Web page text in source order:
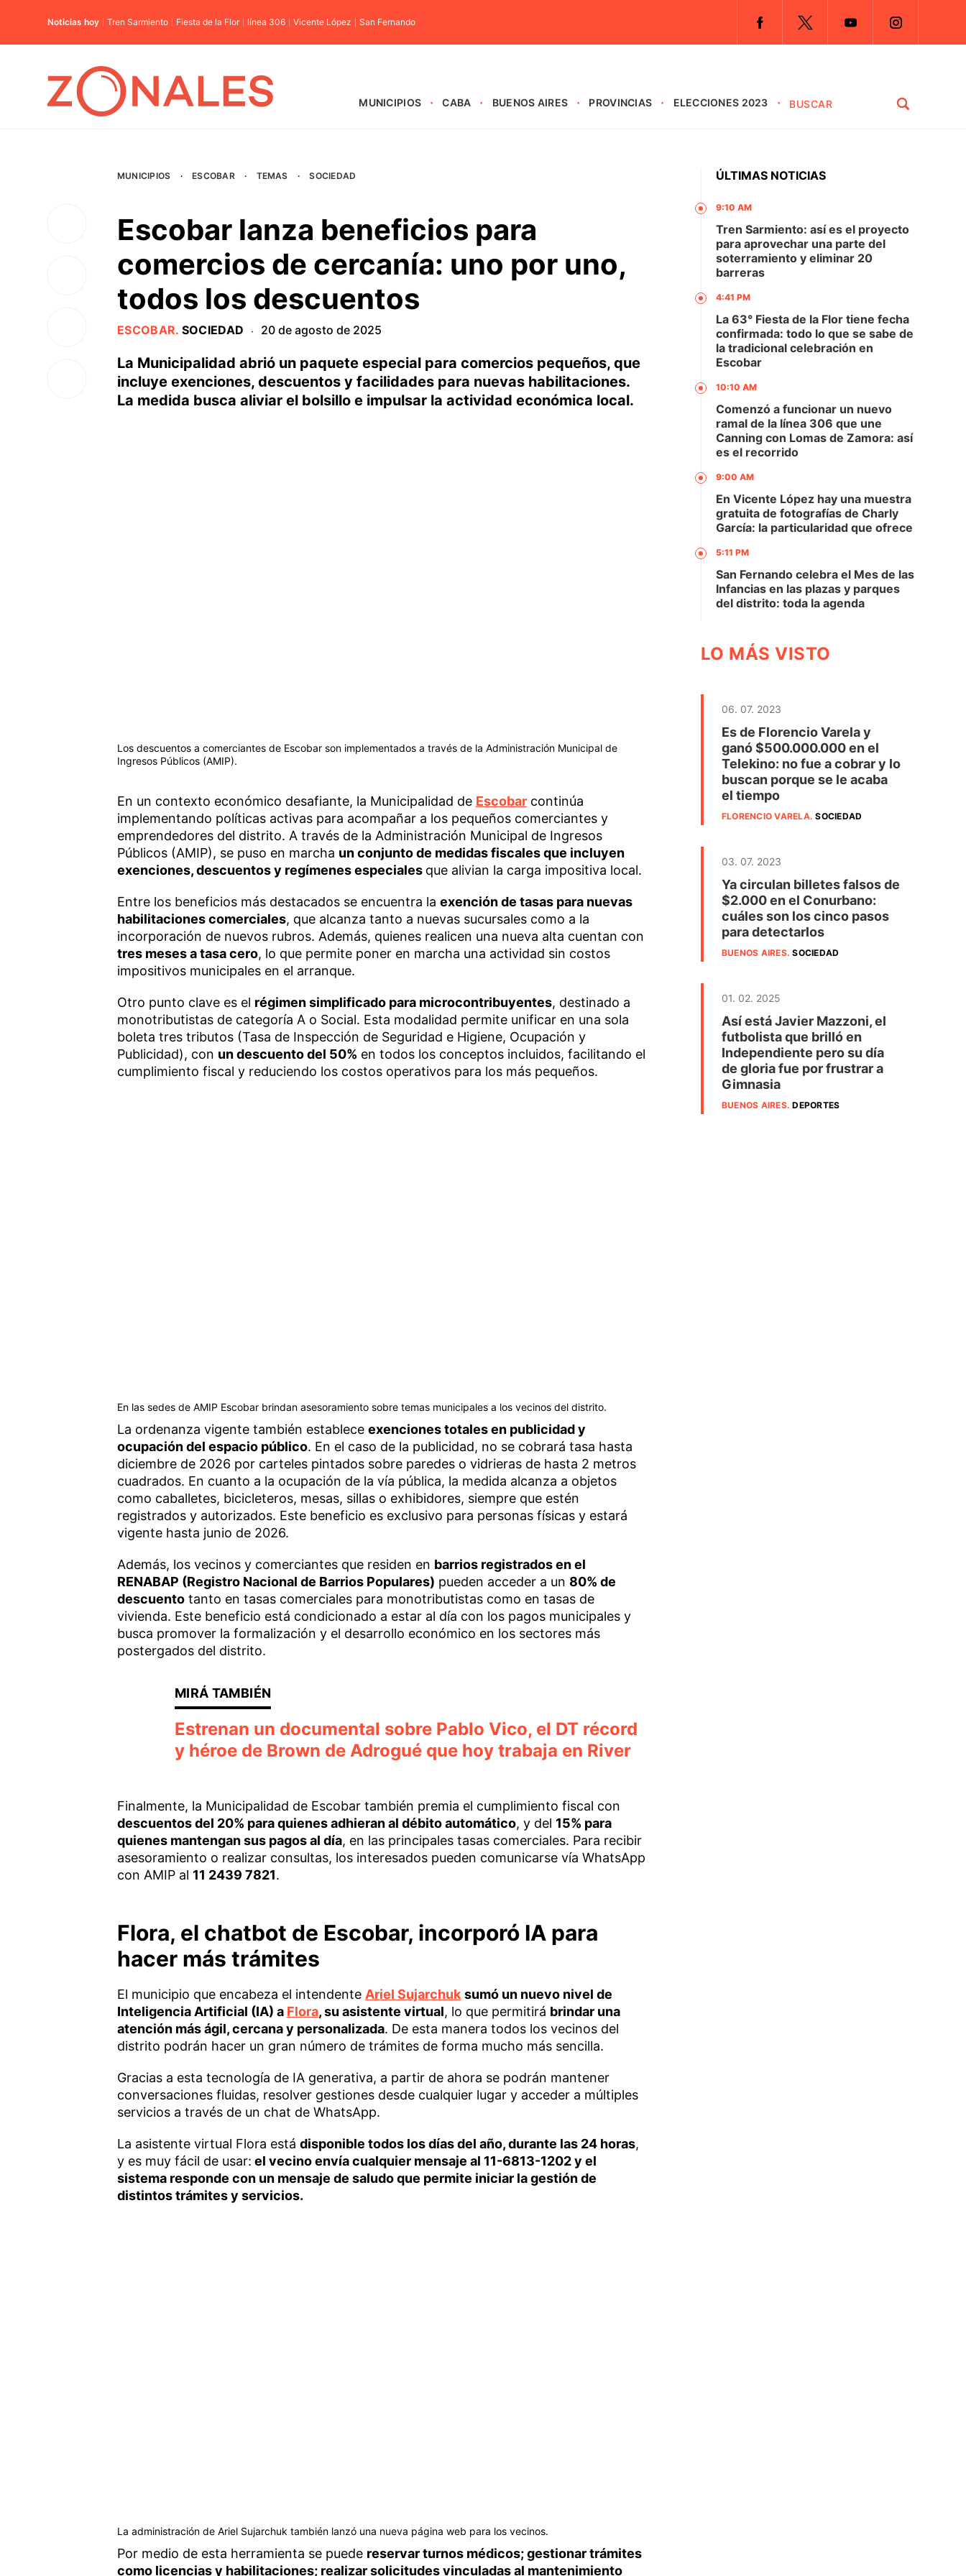
Noticias hoy Tren Sarmiento Fiesta de la Flor línea 306 Vicente López San Fernando
MUNICIPIOS CABA BUENOS AIRES PROVINCIAS ELECCIONES 2023
MUNICIPIOS · ESCOBAR · TEMAS · SOCIEDAD
Escobar lanza beneficios para
comercios de cercanía: uno por uno,
todos los descuentos
ESCOBAR. SOCIEDAD · 20 de agosto de 2025
La Municipalidad abrió un paquete especial para comercios pequeños, que
incluye exenciones, descuentos y facilidades para nuevas habilitaciones.
La medida busca aliviar el bolsillo e impulsar la actividad económica local.
Los descuentos a comerciantes de Escobar son implementados a través de la Administración Municipal de
Ingresos Públicos (AMIP).
En un contexto económico desafiante, la Municipalidad de Escobarcontinúa
implementando políticas activas para acompañar a los pequeños comerciantes y
emprendedores del distrito. A través de la Administración Municipal de Ingresos
Públicos (AMIP), se puso en marcha un conjunto de medidas fiscales que incluyen
exenciones, descuentos y regímenes especiales que alivian la carga impositiva local.
Entre los beneficios más destacados se encuentra la exención de tasas para nuevas
habilitaciones comerciales, que alcanza tanto a nuevas sucursales como a la
incorporación de nuevos rubros. Además, quienes realicen una nueva alta cuentan con
tres meses a tasa cero, lo que permite poner en marcha una actividad sin costos
impositivos municipales en el arranque.
Otro punto clave es el régimen simplificado para microcontribuyentes, destinado a
monotributistas de categoría A o Social. Esta modalidad permite unificar en una sola
boleta tres tributos (Tasa de Inspección de Seguridad e Higiene, Ocupación y
Publicidad), con un descuento del 50% en todos los conceptos incluidos, facilitando el
cumplimiento fiscal y reduciendo los costos operativos para los más pequeños.
En las sedes de AMIP Escobar brindan asesoramiento sobre temas municipales a los vecinos del distrito.
La ordenanza vigente también establece exenciones totales en publicidad y
ocupación del espacio público. En el caso de la publicidad, no se cobrará tasa hasta
diciembre de 2026 por carteles pintados sobre paredes o vidrieras de hasta 2 metros
cuadrados. En cuanto a la ocupación de la vía pública, la medida alcanza a objetos
como caballetes, bicicleteros, mesas, sillas o exhibidores, siempre que estén
registrados y autorizados. Este beneficio es exclusivo para personas físicas y estará
vigente hasta junio de 2026.
Además, los vecinos y comerciantes que residen en barrios registrados en el
RENABAP (Registro Nacional de Barrios Populares) pueden acceder a un 80% de
descuentotanto en tasas comerciales para monotributistas como en tasas de
vivienda. Este beneficio está condicionado a estar al día con los pagos municipales y
busca promover la formalización y el desarrollo económico en los sectores más
postergados del distrito.
Estrenan un documental sobre Pablo Vico, el DT récord
y héroe de Brown de Adrogué que hoy trabaja en River
Finalmente, la Municipalidad de Escobar también premia el cumplimiento fiscal con
descuentos del 20% para quienes adhieran al débito automático, y del 15% para
quienes mantengan sus pagos al día, en las principales tasas comerciales. Para recibir
asesoramiento o realizar consultas, los interesados pueden comunicarse vía WhatsApp
con AMIP al 11 2439 7821.
Flora, el chatbot de Escobar, incorporó IA para
hacer más trámites
El municipio que encabeza el intendente Ariel Sujarchuk sumó un nuevo nivel de
Inteligencia Artificial (IA) a Flora, su asistente virtual, lo que permitirá brindar una
atención más ágil, cercana y personalizada. De esta manera todos los vecinos del
distrito podrán hacer un gran número de trámites de forma mucho más sencilla.
Gracias a esta tecnología de IA generativa, a partir de ahora se podrán mantener
conversaciones fluidas, resolver gestiones desde cualquier lugar y acceder a múltiples
servicios a través de un chat de WhatsApp.
La asistente virtual Flora está disponible todos los días del año, durante las 24 horas,
y es muy fácil de usar: el vecino envía cualquier mensaje al 11-6813-1202 y el
sistema responde con un mensaje de saludo que permite iniciar la gestión de
distintos trámites y servicios.
La administración de Ariel Sujarchuk también lanzó una nueva página web para los vecinos.
Por medio de esta herramienta se puede reservar turnos médicos; gestionar trámites
como licencias y habilitaciones; realizar solicitudes vinculadas al mantenimiento
ÚLTIMAS NOTICIAS
9:10 AM
Tren Sarmiento: así es el proyecto
para aprovechar una parte del
soterramiento y eliminar 20
barreras
4:41 PM
La 63° Fiesta de la Flor tiene fecha
confirmada: todo lo que se sabe de
la tradicional celebración en
Escobar
10:10 AM
Comenzó a funcionar un nuevo
ramal de la línea 306 que une
Canning con Lomas de Zamora: así
es el recorrido
9:00 AM
En Vicente López hay una muestra
gratuita de fotografías de Charly
García: la particularidad que ofrece
5:11 PM
San Fernando celebra el Mes de las
Infancias en las plazas y parques
del distrito: toda la agenda
LO MÁS VISTO
06. 07. 2023
Es de Florencio Varela y
ganó $500.000.000 en el
Telekino: no fue a cobrar y lo
buscan porque se le acaba
el tiempo
FLORENCIO VARELA.SOCIEDAD
03. 07. 2023
Ya circulan billetes falsos de
$2.000 en el Conurbano:
cuáles son los cinco pasos
para detectarlos
BUENOS AIRES.SOCIEDAD
01. 02. 2025
Así está Javier Mazzoni, el
futbolista que brilló en
Independiente pero su día
de gloria fue por frustrar a
Gimnasia
BUENOS AIRES.DEPORTES